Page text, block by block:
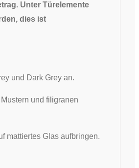
Unter Türelemente
dies ist
und Dark Grey an.
und filigranen
mattiertes Glas aufbringen.